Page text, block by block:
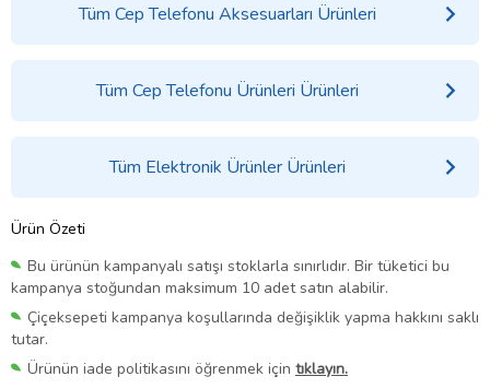
Tüm Cep Telefonu Aksesuarları Ürünleri
Tüm Cep Telefonu Ürünleri Ürünleri
Tüm Elektronik Ürünler Ürünleri
Ürün Özeti
Bu ürünün kampanyalı satışı stoklarla sınırlıdır. Bir tüketici bu
kampanya stoğundan maksimum 10 adet satın alabilir.
Çiçeksepeti kampanya koşullarında değişiklik yapma hakkını saklı
tutar.
Ürünün iade politikasını öğrenmek için tıklayın.